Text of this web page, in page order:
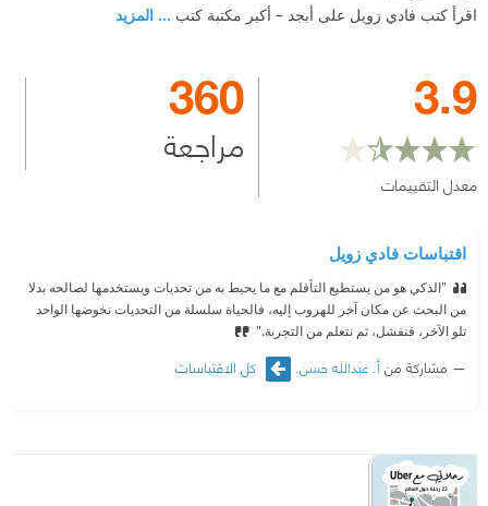
اقرأ كتب فادي زويل على أبجد – أكبر مكتبة كتب ... المزيد
3.9
معدل التقييمات
360
مراجعة
اقتباسات فادي زويل
"الذكي هو من يستطيع التأقلم مع ما يحيط به من تحديات ويستخدمها لصالحه بدلا
من البحث عن مكان آخر للهروب إليه، فالحياة سلسلة من التحديات نخوضها الواحد
تلو الآخر، فنفشل، ثم نتعلم من التجربة."
مشاركة منأ. عبدالله حسن. كل الاقتباسات